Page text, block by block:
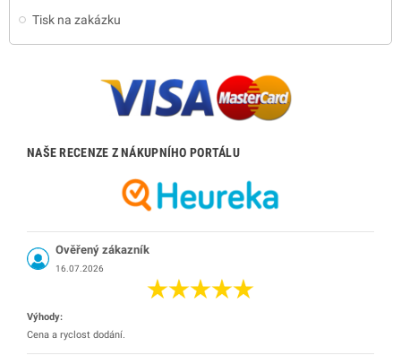
Tisk na zakázku
NAŠE RECENZE Z NÁKUPNÍHO PORTÁLU
Ověřený zákazník
16.07.2026
Výhody:
Cena a ryclost dodání.